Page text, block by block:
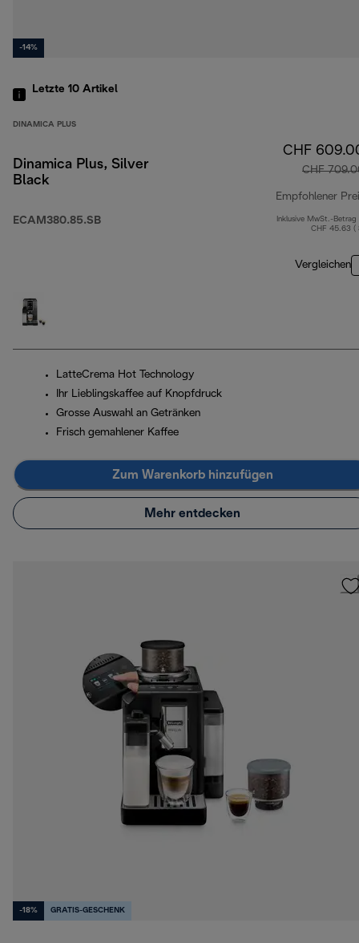
-14%
Letzte 10 Artikel
DINAMICA PLUS
Dinamica Plus, Silver
Black
ECAM380.85.SB
CHF
CHF
Empfohlener
Inklusive MwSt.-Betrag
CHF 45.63 (
Vergleichen
LatteCrema Hot Technology
Ihr Lieblingskaffee auf Knopfdruck
Grosse Auswahl an Getränken
Frisch gemahlener Kaffee
Zum Warenkorb hinzufügen
Mehr entdecken
-18% GRATIS-GESCHENK